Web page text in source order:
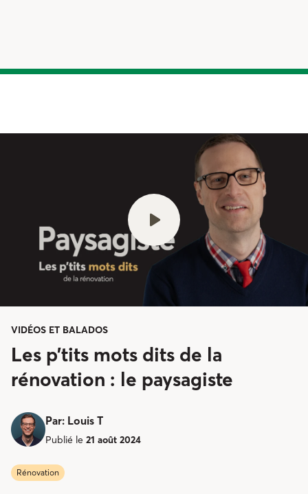
VIDÉOS ET BALADOS
Les p’tits mots dits de la
rénovation : le paysagiste
Par: Louis T
Publié le 21 août 2024
Rénovation